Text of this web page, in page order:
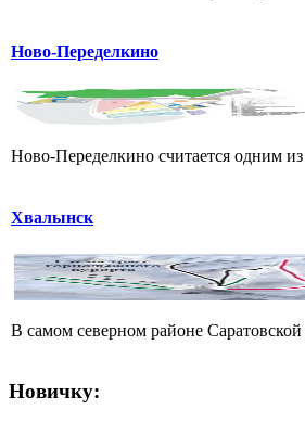
Ново-Переделкино
Ново-Переделкино считается одним
Хвалынск
В самом северном районе
Новичку: